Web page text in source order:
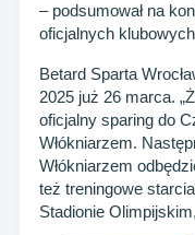
– podsumował na
oficjalnych
Betard Sparta
2025 już 26 marca.
oficjalny sparing do
Włókniarzem.
Włókniarzem
też treningowe
Stadionie